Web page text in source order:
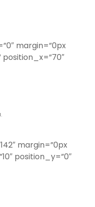
margin=”0px
margin=”0px
position_y=”0″